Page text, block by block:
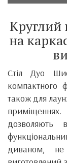
Круглий
на
Стіл Дуо
компактного
також для
дозволяють
диваном, не